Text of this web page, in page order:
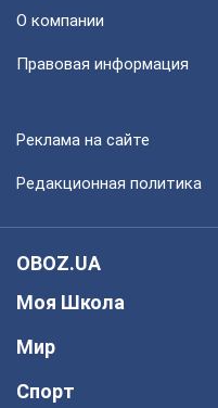
О компании
Правовая информация
Реклама на сайте
Редакционная политика
OBOZ.UA
Моя Школа
Мир
Спорт